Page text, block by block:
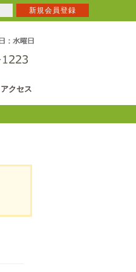
アクセス
新規会員登録